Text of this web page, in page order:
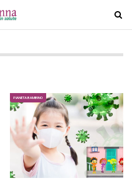
T
o
g
n
a
v
i
g
a
PIANETA BAMBINO